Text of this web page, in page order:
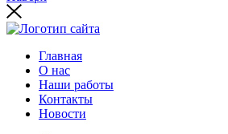
Главная
О нас
Наши работы
Контакты
Новости